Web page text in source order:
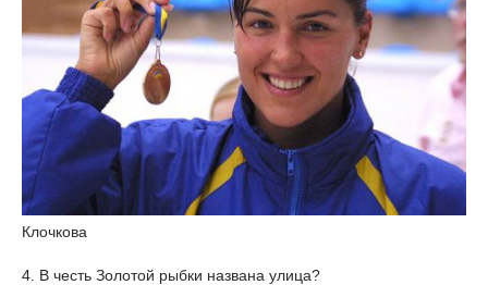
Клочкова
4. В честь Золотой рыбки названа улица?